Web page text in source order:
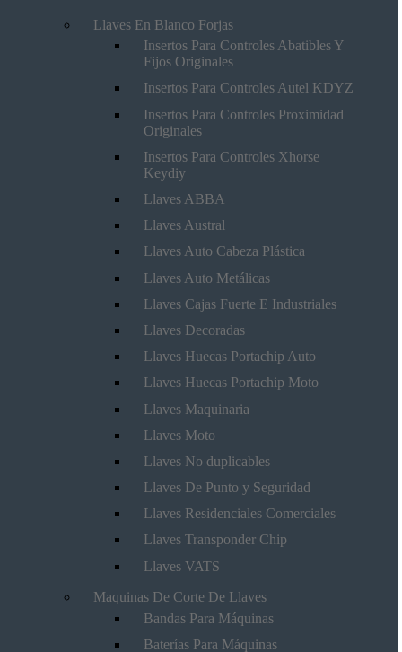
Llaves En Blanco Forjas
Insertos Para Controles Abatibles Y
Fijos Originales
Insertos Para Controles Autel KDYZ
Insertos Para Controles Proximidad
Originales
Insertos Para Controles Xhorse
Keydiy
Llaves ABBA
Llaves Austral
Llaves Auto Cabeza Plástica
Llaves Auto Metálicas
Llaves Cajas Fuerte E Industriales
Llaves Decoradas
Llaves Huecas Portachip Auto
Llaves Huecas Portachip Moto
Llaves Maquinaria
Llaves Moto
Llaves No duplicables
Llaves De Punto y Seguridad
Llaves Residenciales Comerciales
Llaves Transponder Chip
Llaves VATS
Maquinas De Corte De Llaves
Bandas Para Máquinas
Baterías Para Máquinas